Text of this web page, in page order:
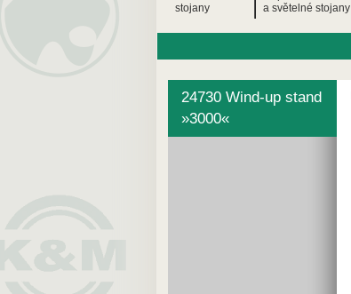
24730 Wind-up stand
»3000«
stojany
a světelné stojany